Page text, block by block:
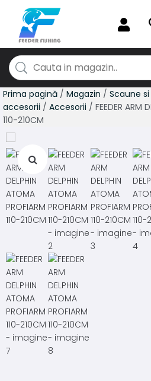
Prima pagină / Magazin / Scaune si
accesorii / Accesorii / FEEDER ARM
110-210CM